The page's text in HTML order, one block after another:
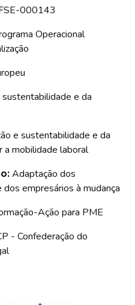
000143
Operacional
e da
e sustentabilidade e da
a mobilidade laboral
Adaptação dos
empresários à mudança
Ação para PME
- Confederação do